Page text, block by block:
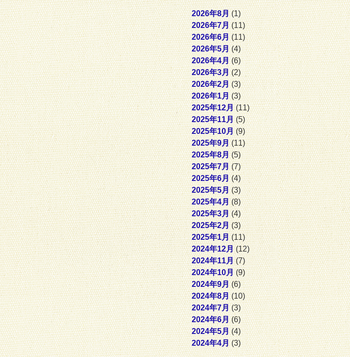
2026年8月(1)
2026年7月(11)
2026年6月(11)
2026年5月(4)
2026年4月(6)
2026年3月(2)
2026年2月(3)
2026年1月(3)
2025年12月(11)
2025年11月(5)
2025年10月(9)
2025年9月(11)
2025年8月(5)
2025年7月(7)
2025年6月(4)
2025年5月(3)
2025年4月(8)
2025年3月(4)
2025年2月(3)
2025年1月(11)
2024年12月(12)
2024年11月(7)
2024年10月(9)
2024年9月(6)
2024年8月(10)
2024年7月(3)
2024年6月(6)
2024年5月(4)
2024年4月(3)